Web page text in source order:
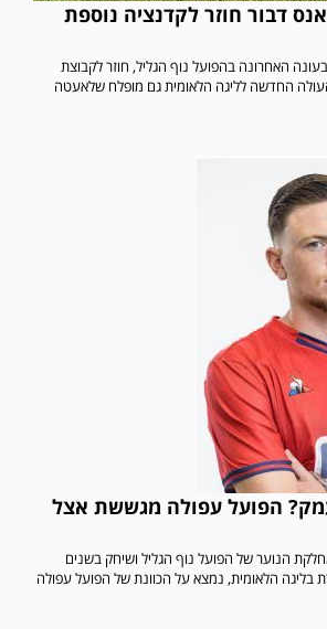
דבור חוזר לקדנציה נוספת
האחרונה בהפועל נוף הגליל, חוזר לקבוצת
החדשה לליגה הלאומית גם מופלח שלאעטה
הפועל עפולה מגששת אצל
שגדל במחלקת הנוער של הפועל נוף הגליל ושיחק בשנים
בליגה הלאומית, נמצא על הכוונת של הפועל עפולה